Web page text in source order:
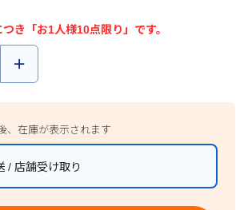
き「お1人様10点限り」です。
、在庫が表示されます
/ 店舗受け取り